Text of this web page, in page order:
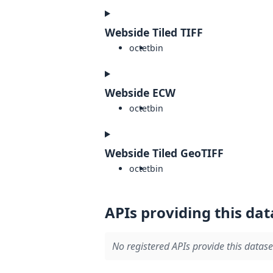
Webside Tiled TIFF
octetbin
Webside ECW
octetbin
Webside Tiled GeoTIFF
octetbin
APIs providing this
No registered APIs provide this